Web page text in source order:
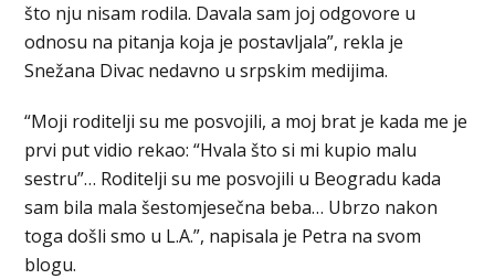
što nju nisam rodila. Davala sam joj odgovore u
odnosu na pitanja koja je postavljala”, rekla je
Snežana Divac nedavno u srpskim medijima.
“Moji roditelji su me posvojili, a moj brat je kada me je
prvi put vidio rekao: “Hvala što si mi kupio malu
sestru”… Roditelji su me posvojili u Beogradu kada
sam bila mala šestomjesečna beba… Ubrzo nakon
toga došli smo u L.A.”, napisala je Petra na svom
blogu.